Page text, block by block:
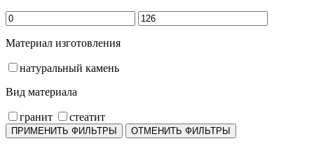
Материал изготовления
натуральный камень
Вид материала
гранит стеатит